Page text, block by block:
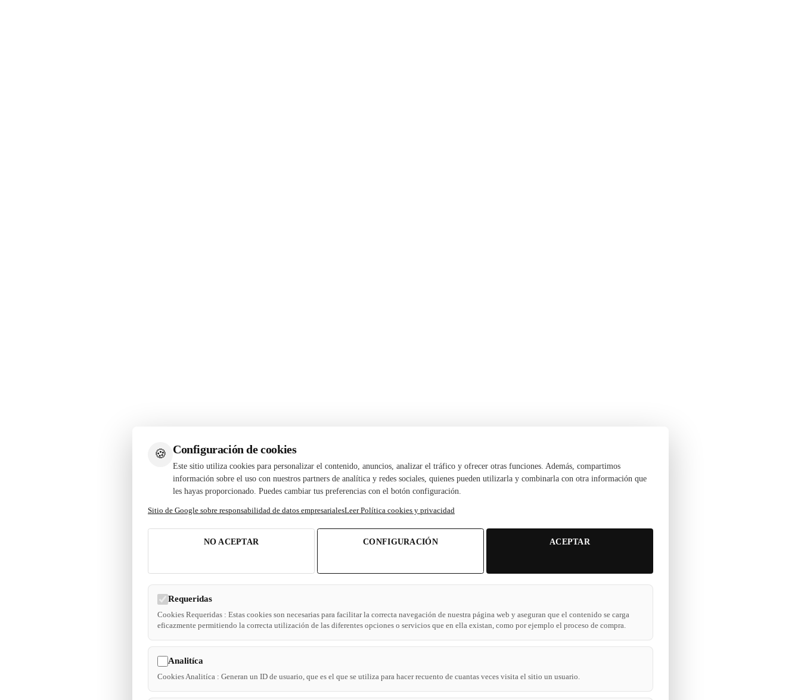
🍪 Configuración de cookies
Este sitio utiliza cookies para personalizar el contenido, anuncios, analizar el tráfico y ofrecer otras funciones. Además, compartimos
información sobre el uso con nuestros partners de analítica y redes sociales, quienes pueden utilizarla y combinarla con otra información que
les hayas proporcionado. Puedes cambiar tus preferencias con el botón configuración.
Sitio de Google sobre responsabilidad de datos empresarialesLeer Política cookies y privacidad
ACEPTAR
CONFIGURACIÓN
NO ACEPTAR
Requeridas
Cookies Requeridas : Estas cookies son necesarias para facilitar la correcta navegación de nuestra página web y aseguran que el contenido se carga
eficazmente permitiendo la correcta utilización de las diferentes opciones o servicios que en ella existan, como por ejemplo el proceso de compra.
Analitíca
Cookies Analitíca : Generan un ID de usuario, que es el que se utiliza para hacer recuento de cuantas veces visita el sitio un usuario.